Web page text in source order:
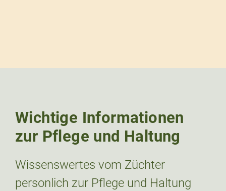
Wichtige Informationen
zur Pflege und Haltung
Wissenswertes vom Züchter
personlich zur Pflege und Haltung